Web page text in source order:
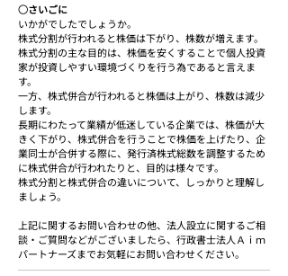
○さいごに
いかがでしたでしょうか。
株式分割が行われると株価は下がり、株数が増えます。
株式分割の主な目的は、株価を安くすることで個人投資
家が投資しやすい環境づくりを行う為であると言えま
す。
一方、株式併合が行われると株価は上がり、株数は減少
します。
長期にわたって業績が低迷している企業では、株価が大
きく下がり、株式併合を行うことで株価を上げたり、企
業同士が合併する際に、発行済株式総数を調整するため
に株式併合が行われたりと、目的は様々です。
株式分割と株式併合の違いについて、しっかりと理解し
ましょう。
上記に関するお問い合わせの他、法人設立に関するご相
談・ご質問などがございましたら、行政書士法人Ａｉｍ
パートナーズまでお気軽にお問い合わせください。